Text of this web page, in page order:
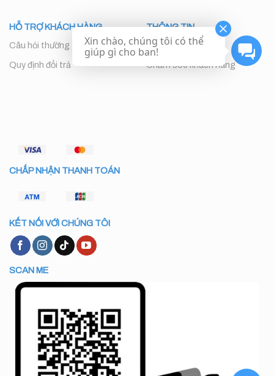
HỖ TRỢ KHÁCH HÀNG
Câu hỏi thường gặp
Quy định đổi trả
THÔNG TIN
Liên hệ
Chăm sóc khách hàng
CHẤP NHẬN THANH TOÁN
KẾT NỐI VỚI CHÚNG TÔI
SCAN ME
Xin chào, chúng tôi có thể
giúp gì cho ban!